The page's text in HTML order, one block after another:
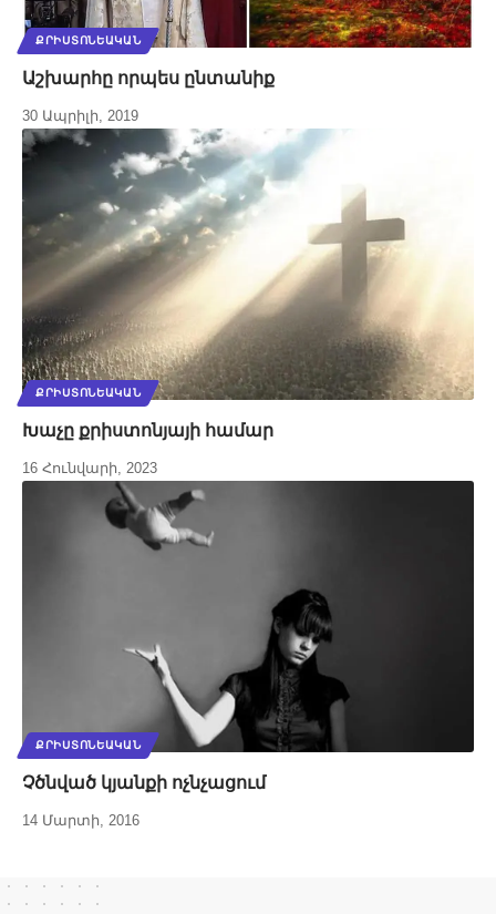
ՔՐԻՍՏՈՆԵԱԿԱՆ
Աշխարհը որպես ընտանիք
30 Ապրիլի, 2019
ՔՐԻՍՏՈՆԵԱԿԱՆ
Խաչը քրիստոնյայի համար
16 Հունվարի, 2023
ՔՐԻՍՏՈՆԵԱԿԱՆ
Չծնված կյանքի ոչնչացում
14 Մարտի, 2016